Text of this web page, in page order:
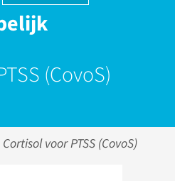
(CovoS)
Cortisol voor PTSS (CovoS)